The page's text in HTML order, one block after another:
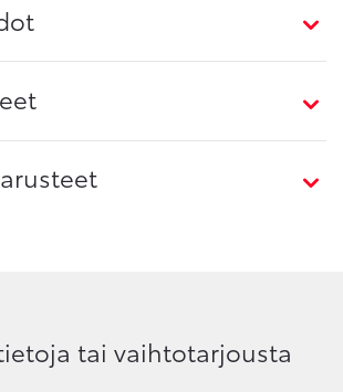
tai vaihtotarjousta